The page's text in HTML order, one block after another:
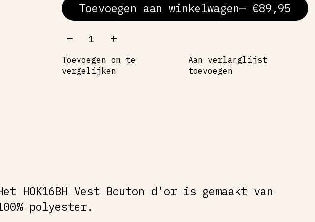
Toevoegen aan winkelwagen
— €89,95
Aantal:
Toevoegen om te
vergelijken
Aan verlanglijst
toevoegen
HOK16BH Vest Bouton d'or is gemaakt van
polyester.